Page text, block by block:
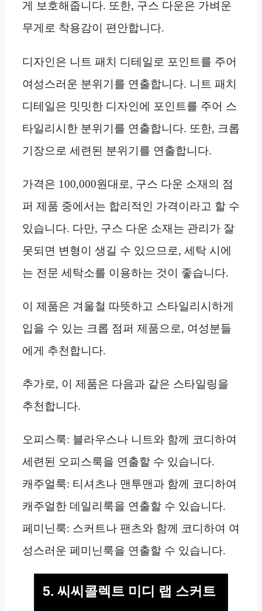
게 보호해줍니다. 또한, 구스 다운은 가벼운
무게로 착용감이 편안합니다.
디자인은 니트 패치 디테일로 포인트를 주어
여성스러운 분위기를 연출합니다. 니트 패치
디테일은 밋밋한 디자인에 포인트를 주어 스
타일리시한 분위기를 연출합니다. 또한, 크롭
기장으로 세련된 분위기를 연출합니다.
가격은 100,000원대로, 구스 다운 소재의 점
퍼 제품 중에서는 합리적인 가격이라고 할 수
있습니다. 다만, 구스 다운 소재는 관리가 잘
못되면 변형이 생길 수 있으므로, 세탁 시에
는 전문 세탁소를 이용하는 것이 좋습니다.
이 제품은 겨울철 따뜻하고 스타일리시하게
입을 수 있는 크롭 점퍼 제품으로, 여성분들
에게 추천합니다.
추가로, 이 제품은 다음과 같은 스타일링을
추천합니다.
오피스룩: 블라우스나 니트와 함께 코디하여
세련된 오피스룩을 연출할 수 있습니다.
캐주얼룩: 티셔츠나 맨투맨과 함께 코디하여
캐주얼한 데일리룩을 연출할 수 있습니다.
페미닌룩: 스커트나 팬츠와 함께 코디하여 여
성스러운 페미닌룩을 연출할 수 있습니다.
5. 씨씨콜렉트 미디 랩 스커트